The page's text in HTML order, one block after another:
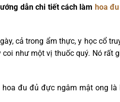
dẫn chi tiết cách làm hoa
cả trong ẩm thực, y học cổ
như một vị thuốc quý. Nó rất
hoa đu đủ đực ngâm mật ong là